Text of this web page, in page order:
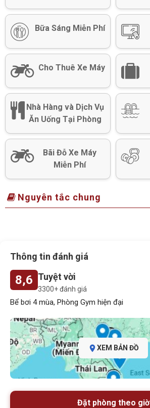
Bữa Sáng Miễn Phí
Cho Thuê Xe Máy
Nhà Hàng và Dịch Vụ
Ăn Uống Tại Phòng
Bãi Đỗ Xe Máy
Miễn Phí
Nguyên tắc chung
Thông tin đánh giá
8,6 Tuyệt vời
3300+ đánh giá
Bể bơi 4 mùa, Phòng Gym hiện đại
XEM BẢN ĐỒ
Đặt phòng theo giờ